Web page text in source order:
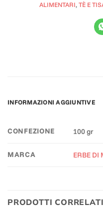
ALIMENTARI,TÈ E
INFORMAZIONI AGGIUNTIVE
CONFEZIONE 100 gr
MARCA ERBE DI
PRODOTTI CORRELATI